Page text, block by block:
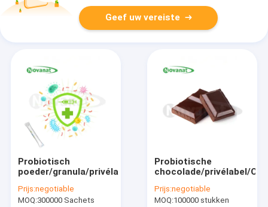
Geef uw vereiste
Probiotisch
poeder/granula/privélabel/ODM/OEM
Prijs:negotiable
MOQ:300000 Sachets
Probiotische
chocolade/privélabel/
Prijs:negotiable
MOQ:100000 stukken